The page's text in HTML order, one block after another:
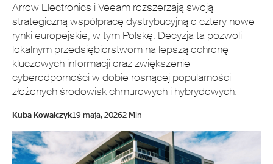
Arrow Electronics i Veeam rozszerzają swoją
strategiczną współpracę dystrybucyjną o cztery nowe
rynki europejskie, w tym Polskę. Decyzja ta pozwoli
lokalnym przedsiębiorstwom na lepszą ochronę
kluczowych informacji oraz zwiększenie
cyberodporności w dobie rosnącej popularności
złożonych środowisk chmurowych i hybrydowych.
Kuba Kowalczyk19 maja, 20262 Min